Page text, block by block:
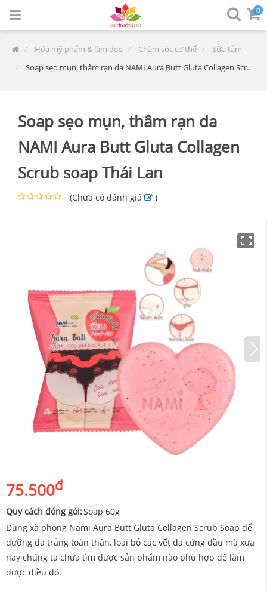
0
Hóa mỹ phẩm & làm đẹp Chăm sóc cơ thể
Sữa tắm
Soap sẹo mụn, thâm rạn da NAMI Aura Butt Gluta Collagen Scrub soap Thái Lan
Soap sẹo mụn, thâm rạn da
NAMI Aura Butt Gluta Collagen
Scrub soap Thái Lan
(Chưa có đánh giá )
75.500đ
Quy cách đóng gói:Soap 60g
Dùng xà phòng Nami Aura Butt Gluta Collagen Scrub Soap để
dưỡng da trắng toàn thân, loại bỏ các vết da cứng đầu mà xưa
nay chúng ta chưa tìm được sản phẩm nào phù hợp để làm
được điều đó.